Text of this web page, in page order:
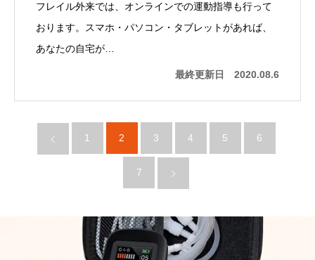
フレイル外来では、オンラインでの運動指導も行って
おります。スマホ・パソコン・タブレットがあれば、
あなたの自宅が…
最終更新日 2020.08.6
1 2 3 4 5 6
7